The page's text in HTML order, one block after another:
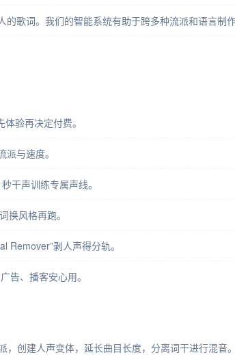
歌词。我们的智能系统有助于跨多种流派和语言制作
验再决定付费。
与速度。
干声训练专属声线。
换风格再跑。
Remover”剥人声得分轨。
告、播客安心用。
创建人声变体，延长曲目长度，分离词干进行混音。